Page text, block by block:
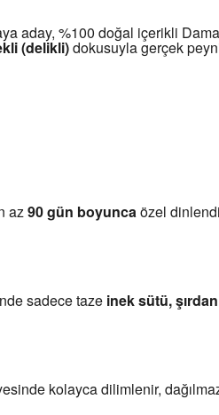
aday, %100 doğal içerikli
(delikli) dokusuyla gerçek
az 90 gün boyunca özel
sadece taze inek sütü,
kolayca dilimlenir,